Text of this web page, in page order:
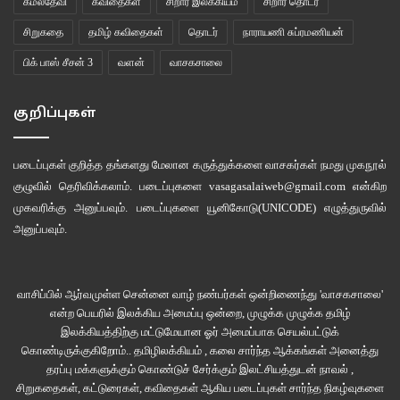
நான் கொதிக்கத் தொடங்கினேன்
ஒரு கூதல் என்ன செய்யும்?
senthi.punaivu@gmail.com –
இணைய இதழ் 75
சிறுகதை தமிழ் கவிதைகள் தொடர் நாராயணி சுப்ரமணியன்
பிக் பாஸ் சீசன் 3 வளன் வாசகசாலை
குறிப்புகள்
படைப்புகள் குறித்த தங்களது மேலான கருத்துக்களை வாசகர்கள் நமது முகநூல்
குழுவில் தெரிவிக்கலாம். படைப்புகளை vasagasalaiweb@gmail.com என்கிற
முகவரிக்கு அனுப்பவும். படைப்புகளை யூனிகோடு(UNICODE)எழுத்துருவில்
அனுப்பவும்.
வாசிப்பில் ஆர்வமுள்ள சென்னை வாழ் நண்பர்கள் ஒன்றிணைந்து 'வாசகசாலை'
என்ற பெயரில் இலக்கிய அமைப்பு ஒன்றை, முழுக்க முழுக்க தமிழ்
இலக்கியத்திற்கு மட்டுமேயான ஓர் அமைப்பாக செயல்பட்டுக்
கொண்டிருக்குகிறோம்.. தமிழிலக்கியம் , கலை சார்ந்த ஆக்கங்கள் அனைத்து
தரப்பு மக்களுக்கும் கொண்டுச் சேர்க்கும் இலட்சியத்துடன் நாவல் ,
சிறுகதைகள், கட்டுரைகள், கவிதைகள் ஆகிய படைப்புகள் சார்ந்த நிகழ்வுகளை